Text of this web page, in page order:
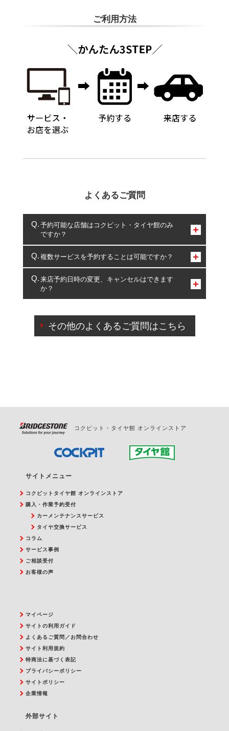
ご利用方法
よくあるご質問
予約可能な店舗はコクピット・タイヤ館のみ
ですか？
コクピット・タイヤ館のみとなります。
複数サービスを予約することは可能ですか？
複数サービスのご予約は可能です。
一部の商品・サービスの組み合わせに限り、同時にご予約が
出来ないものもございます。
来店予約日時の変更、キャンセルはできます
か？
ご来店予約日の3営業日前を過ぎている場合のご予約
の日時変更につきましては、直接ご予約の店舗まで
その他のよくあるご質問はこちら
コクピット・タイヤ館 オンラインストア
サイトメニュー
コクピットタイヤ館 オンラインストア
購入・作業予約受付
カーメンテナンスサービス
タイヤ交換サービス
コラム
サービス事例
ご相談受付
お客様の声
マイページ
サイトの利用ガイド
よくあるご質問／お問合わせ
サイト利用規約
特商法に基づく表記
プライバシーポリシー
サイトポリシー
企業情報
外部サイト